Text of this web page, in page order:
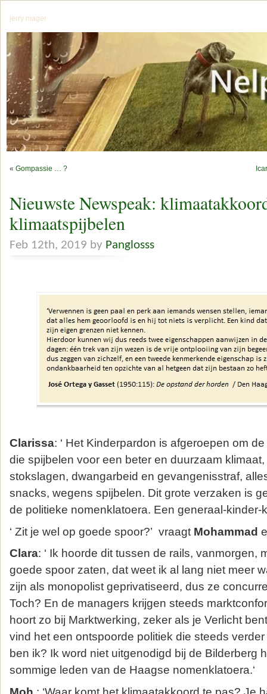
jerry mager
« Gompassie … ?
Nieuwste Newspeak:
klimaatspijbelen
Feb 12th, 2019 by Panglosss
Clarissa: ‘ Het Kinderpardon is afgeroepen om
die spijbelen voor een beter en duurzaam
stokslagen, dwangarbeid en gevangenisstraf,
snacks, wegens spijbelen. Dit grote verzaken is
de politieke nomenklatoera. Een generaal-kinder-
‘ Zit je wel op goede spoor?’ vraagt Mohammad
Clara: ‘ Ik hoorde dit tussen de rails, vanmorgen,
goede spoor zaten, dat weet ik al lang niet meer
zijn als monopolist geprivatiseerd, dus ze
Toch? En de managers krijgen steeds
hoort zo bij Marktwerking, zeker als je Verlicht
vind het een ontspoorde politiek die steeds
ben ik? Ik word niet uitgenodigd bij de Bilderberg
sommige leden van de Haagse nomenklatoera.‘